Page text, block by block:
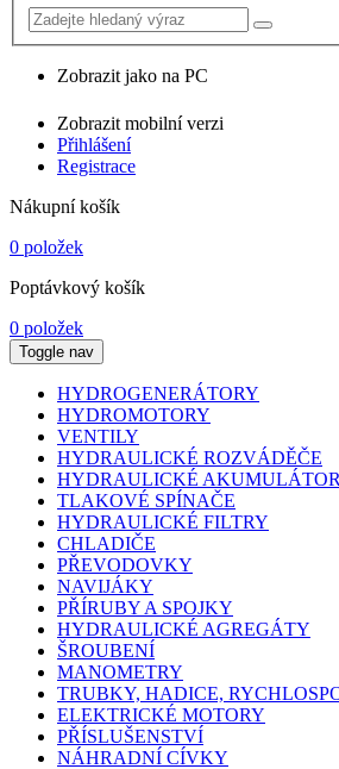
Zobrazit jako na PC
Zobrazit mobilní verzi
Přihlášení
Registrace
Nákupní košík
0 položek
Poptávkový košík
0 položek
Toggle nav
HYDROGENERÁTORY
HYDROMOTORY
VENTILY
HYDRAULICKÉ ROZVÁDĚČE
HYDRAULICKÉ
TLAKOVÉ SPÍNAČE
HYDRAULICKÉ FILTRY
CHLADIČE
PŘEVODOVKY
NAVIJÁKY
PŘÍRUBY A SPOJKY
HYDRAULICKÉ AGREGÁTY
ŠROUBENÍ
MANOMETRY
TRUBKY, HADICE,
ELEKTRICKÉ MOTORY
PŘÍSLUŠENSTVÍ
NÁHRADNÍ CÍVKY